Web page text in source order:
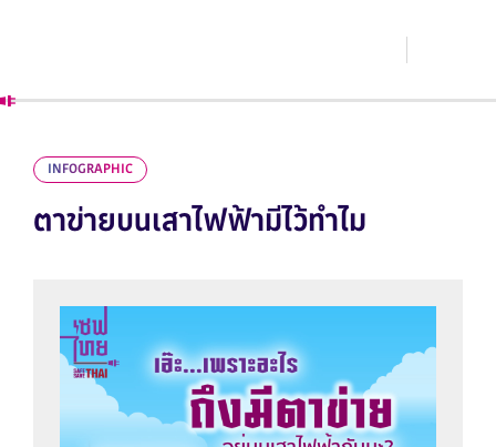
INFOGRAPHIC
ตาข่ายบนเสาไฟฟ้ามีไว้ทำไม